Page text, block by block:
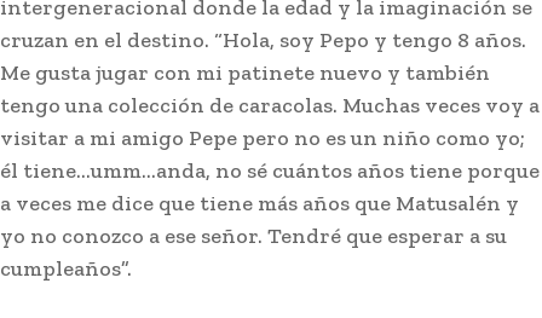
intergeneracional donde la edad y la imaginación se
cruzan en el destino. “Hola, soy Pepo y tengo 8 años.
Me gusta jugar con mi patinete nuevo y también
tengo una colección de caracolas. Muchas veces voy a
visitar a mi amigo Pepe pero no es un niño como yo;
él tiene…umm…anda, no sé cuántos años tiene porque
a veces me dice que tiene más años que Matusalén y
yo no conozco a ese señor. Tendré que esperar a su
cumpleaños”.